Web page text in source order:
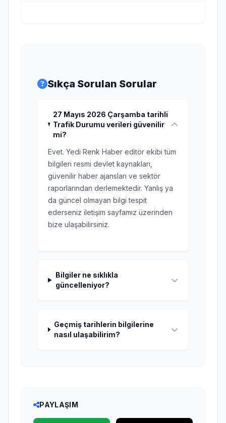
Sıkça Sorulan Sorular
27 Mayıs 2026 Çarşamba tarihli
Trafik Durumu verileri güvenilir
mi?
Evet. Yedi Renk Haber editör ekibi tüm
bilgileri resmi devlet kaynakları,
güvenilir haber ajansları ve sektör
raporlarından derlemektedir. Yanlış ya
da güncel olmayan bilgi tespit
ederseniz iletişim sayfamız üzerinden
bize ulaşabilirsiniz.
Bilgiler ne sıklıkla
güncelleniyor?
Geçmiş tarihlerin bilgilerine
nasıl ulaşabilirim?
PAYLAŞIM